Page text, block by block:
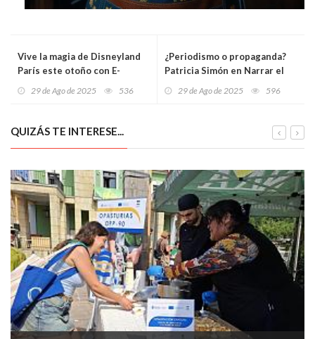
Vive la magia de Disneyland
París este otoño con E-
29 de Ago de 2025 536
¿Periodismo o propaganda?
Patricia Simón en Narrar el
29 de Ago de 2025 596
QUIZÁS TE INTERESE...